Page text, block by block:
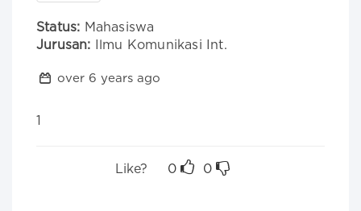
Status: Mahasiswa
Jurusan: Ilmu Komunikasi Int.
over 6 years ago
1
Like? 0 0